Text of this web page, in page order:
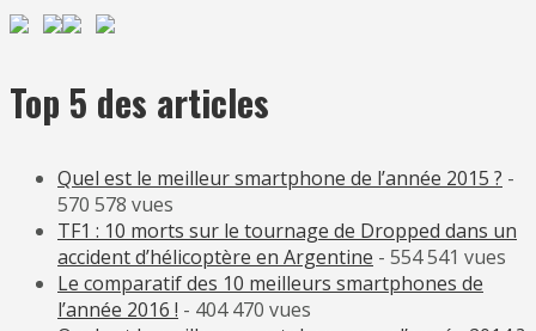
Top 5 des articles
Quel est le meilleur smartphone de l’année 2015 ? -
570 578 vues
TF1 : 10 morts sur le tournage de Dropped dans un
accident d’hélicoptère en Argentine - 554 541 vues
Le comparatif des 10 meilleurs smartphones de
l’année 2016 ! - 404 470 vues